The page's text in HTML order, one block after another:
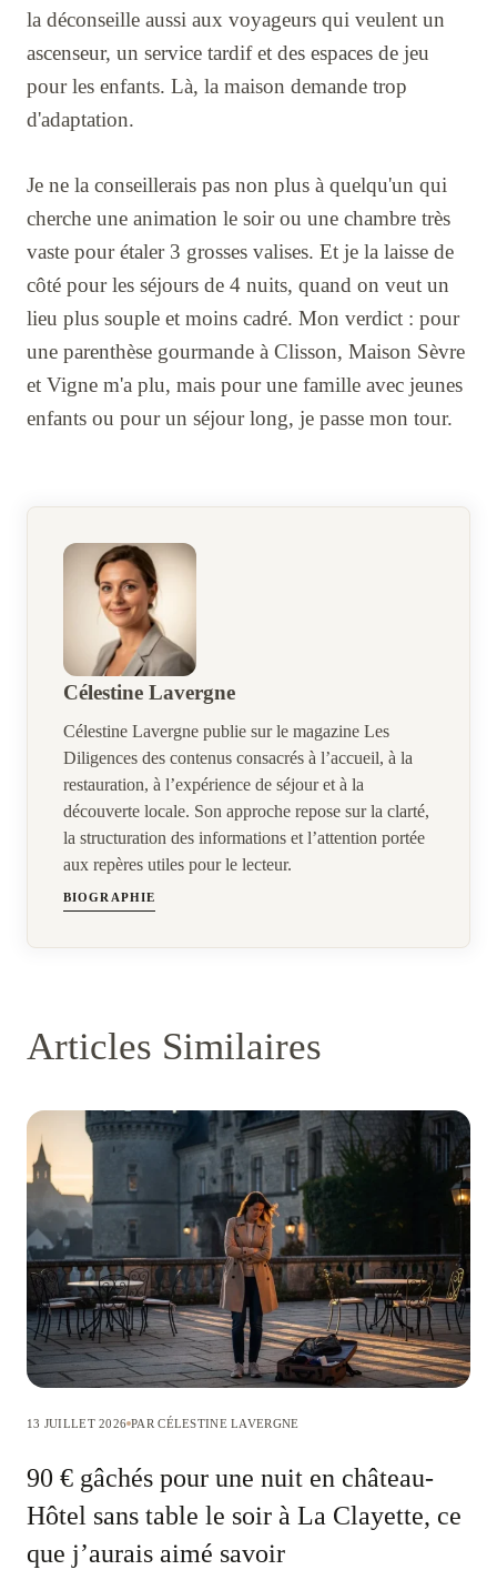
la déconseille aussi aux voyageurs qui veulent un
ascenseur, un service tardif et des espaces de jeu
pour les enfants. Là, la maison demande trop
d'adaptation.
Je ne la conseillerais pas non plus à quelqu'un qui
cherche une animation le soir ou une chambre très
vaste pour étaler 3 grosses valises. Et je la laisse de
côté pour les séjours de 4 nuits, quand on veut un
lieu plus souple et moins cadré. Mon verdict : pour
une parenthèse gourmande à Clisson, Maison Sèvre
et Vigne m'a plu, mais pour une famille avec jeunes
enfants ou pour un séjour long, je passe mon tour.
Célestine Lavergne
Célestine Lavergne publie sur le magazine Les
Diligences des contenus consacrés à l’accueil, à la
restauration, à l’expérience de séjour et à la
découverte locale. Son approche repose sur la clarté,
la structuration des informations et l’attention portée
aux repères utiles pour le lecteur.
BIOGRAPHIE
Articles Similaires
13 JUILLET 2026 PAR CÉLESTINE LAVERGNE
90 € gâchés pour une nuit en château-
Hôtel sans table le soir à La Clayette, ce
que j’aurais aimé savoir